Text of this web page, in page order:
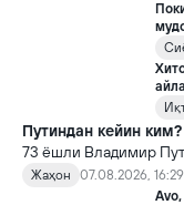
Путиндан кейин ким?
73 ёшли Владимир
яратди, аммо ундан
топшириш механизми
Жаҳон
07.08.2026, 16:29